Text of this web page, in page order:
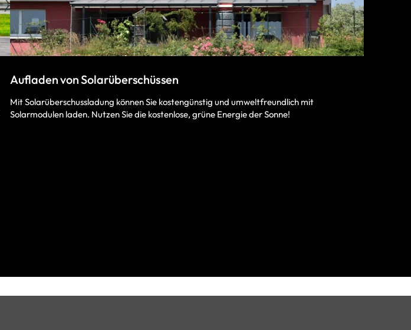
Aufladen von Solarüberschüssen
Mit Solarüberschussladung können Sie kostengünstig und umweltfreundlich mit
Solarmodulen laden. Nutzen Sie die kostenlose, grüne Energie der Sonne!